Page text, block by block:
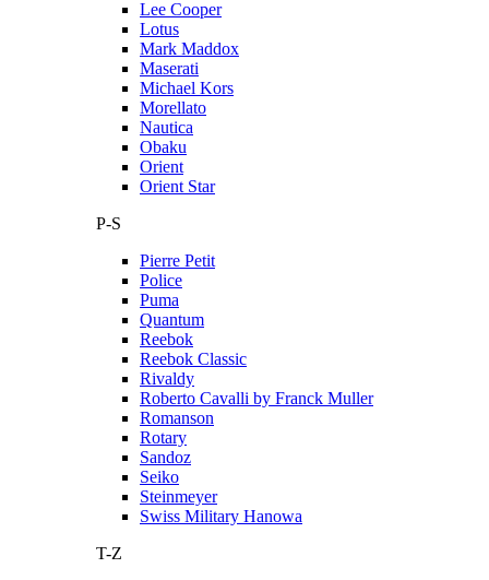
Lee Cooper
Lotus
Mark Maddox
Maserati
Michael Kors
Morellato
Nautica
Obaku
Orient
Orient Star
P-S
Pierre Petit
Police
Puma
Quantum
Reebok
Reebok Classic
Rivaldy
Roberto Cavalli by Franck Muller
Romanson
Rotary
Sandoz
Seiko
Steinmeyer
Swiss Military Hanowa
T-Z